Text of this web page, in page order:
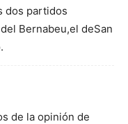
dos partidos
Bernabeu,el deSan
de la opinión de